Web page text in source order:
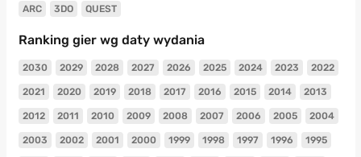
ARC 3DO QUEST
Ranking gier wg daty wydania
2030 2029 2028 2027 2026 2025 2024 2023 2022
2021 2020 2019 2018 2017 2016 2015 2014 2013
2012 2011 2010 2009 2008 2007 2006 2005 2004
2003 2002 2001 2000 1999 1998 1997 1996 1995